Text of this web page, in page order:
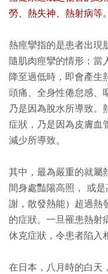
勞、熱失神、熱射病等。
熱痙攣指的是患者出現
隨肌肉痙攣的情形；當
降至過低時，即會產生
頭痛、全身性倦怠感、
乃是因為脫水所導致。
症狀，乃是因為皮膚血
減少所導致。
其中，最為嚴重的就屬
間身處豔陽高照， 或
謝，散發熱能）超過熱
的症狀。一旦罹患熱射
休克症狀，令患者陷入
在日本，八月時的白天